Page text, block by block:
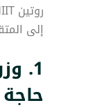
إلى
1.